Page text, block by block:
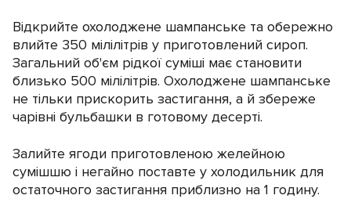
Відкрийте охолоджене шампанське та обережно
влийте 350 мілілітрів у приготовлений сироп.
Загальний об'єм рідкої суміші має становити
близько 500 мілілітрів. Охолоджене шампанське
не тільки прискорить застигання, а й збереже
чарівні бульбашки в готовому десерті.
Залийте ягоди приготовленою желейною
сумішшю і негайно поставте у холодильник для
остаточного застигання приблизно на 1 годину.